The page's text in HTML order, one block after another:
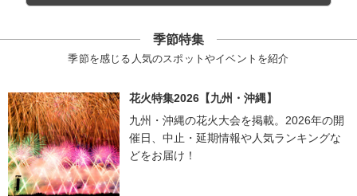
季節特集
季節を感じる人気のスポットやイベントを紹介
花火特集2026【九州・沖縄】
九州・沖縄の花火大会を掲載。2026年の開
催日、中止・延期情報や人気ランキングな
どをお届け！